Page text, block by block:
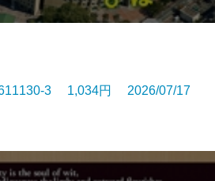
3 1,034円 2026/07/17